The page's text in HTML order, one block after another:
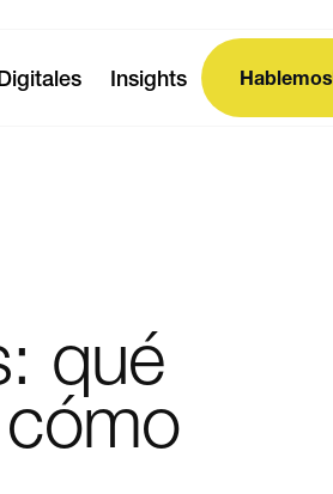
Insights Hablemos
qué
cómo